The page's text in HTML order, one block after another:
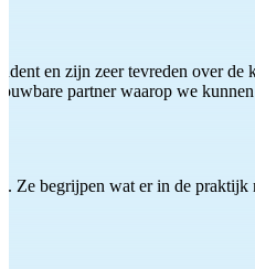
en zijn zeer tevreden over
partner waarop we
Ze begrijpen wat er in de